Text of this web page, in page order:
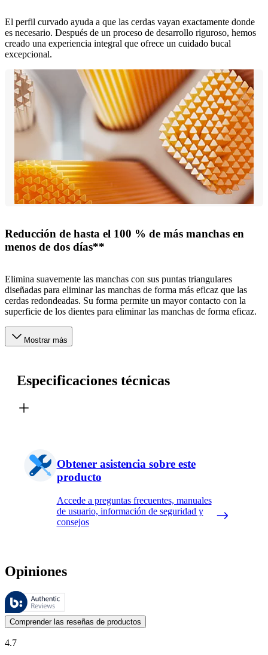
El perfil curvado ayuda a que las cerdas vayan exactamente donde
es necesario. Después de un proceso de desarrollo riguroso, hemos
creado una experiencia integral que ofrece un cuidado bucal
excepcional.
Reducción de hasta el 100 % de más manchas en
menos de dos días**
Elimina suavemente las manchas con sus puntas triangulares
diseñadas para eliminar las manchas de forma más eficaz que las
cerdas redondeadas. Su forma permite un mayor contacto con la
superficie de los dientes para eliminar las manchas de forma eficaz.
Mostrar más
Especificaciones técnicas
Obtener asistencia sobre este
producto
Accede a preguntas frecuentes, manuales
de usuario, información de seguridad y
consejos
Opiniones
Estas reseñas las gestiona Bazaarvoice y cumplen con la política de
Las opiniones de los clientes en forma de reseñas de productos y
Comprender las reseñas de productos
4.7